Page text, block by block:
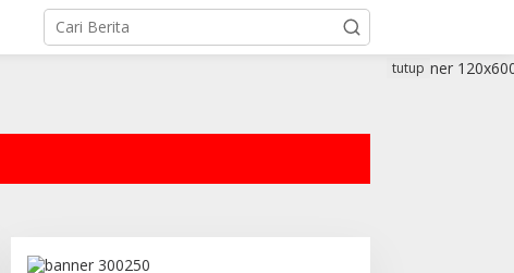
tutup